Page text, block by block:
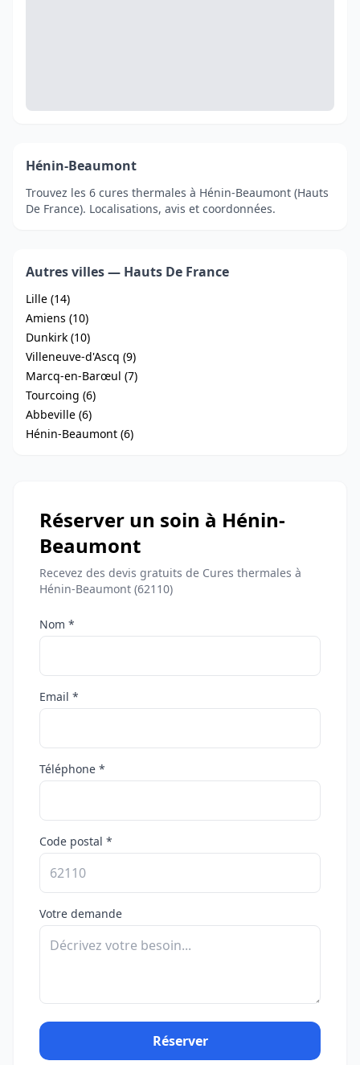
Hénin-Beaumont
Trouvez les 6 cures thermales à Hénin-Beaumont (Hauts
De France). Localisations, avis et coordonnées.
Autres villes — Hauts De France
Lille (14)
Amiens (10)
Dunkirk (10)
Villeneuve-d'Ascq (9)
Marcq-en-Barœul (7)
Tourcoing (6)
Abbeville (6)
Hénin-Beaumont (6)
Réserver un soin à Hénin-
Beaumont
Recevez des devis gratuits de Cures thermales à
Hénin-Beaumont (62110)
Nom *
Email *
Téléphone *
Code postal *
Votre demande
Réserver